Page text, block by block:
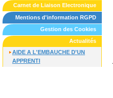
Carnet de Liaison Electronique
Mentions d'information RGPD
Gestion des Cookies
Actualités
AIDE A L'EMBAUCHE D'UN
APPRENTI